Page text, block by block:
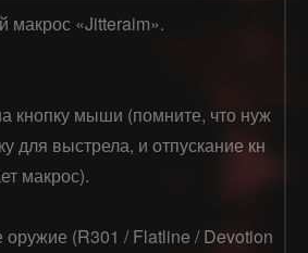
макрос «Jitteraim».
кнопку мыши (помните, что нуж
для выстрела, и отпускание кн
макрос).
(R301 / Flatline / Devotion